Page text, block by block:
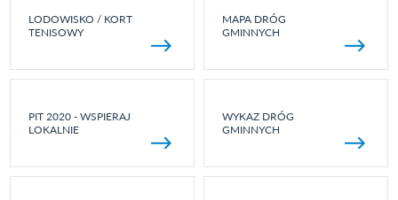
LODOWISKO / KORT
TENISOWY
MAPA DRÓG
GMINNYCH
PIT 2020 - WSPIERAJ
LOKALNIE
WYKAZ DRÓG
GMINNYCH